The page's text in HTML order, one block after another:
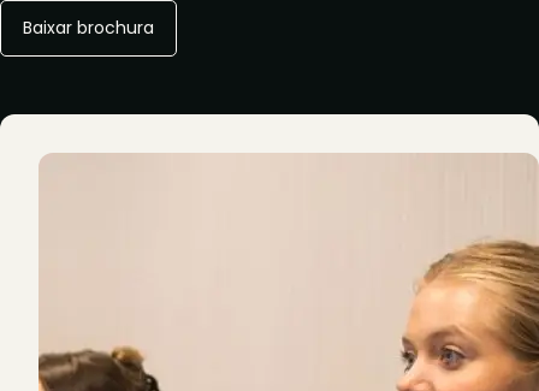
Baixar brochura